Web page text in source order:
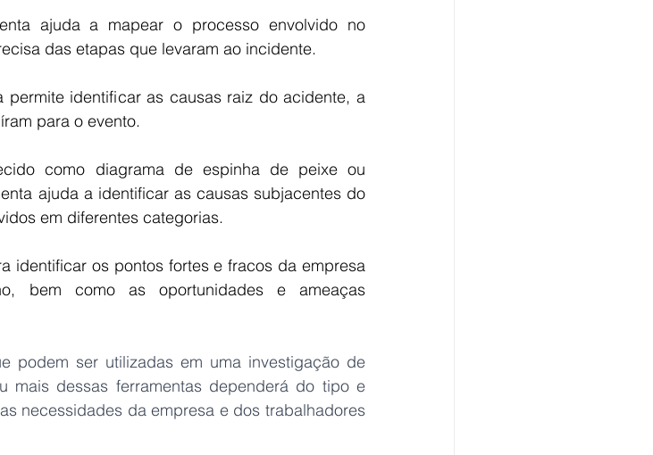
ajuda a mapear o processo envolvido no
das etapas que levaram ao incidente.
permite identificar as causas raiz do acidente, a
para o evento.
como diagrama de espinha de peixe ou
ajuda a identificar as causas subjacentes do
em diferentes categorias.
identificar os pontos fortes e fracos da empresa
bem como as oportunidades e ameaças
podem ser utilizadas em uma investigação de
dessas ferramentas dependerá do tipo e
necessidades da empresa e dos trabalhadores